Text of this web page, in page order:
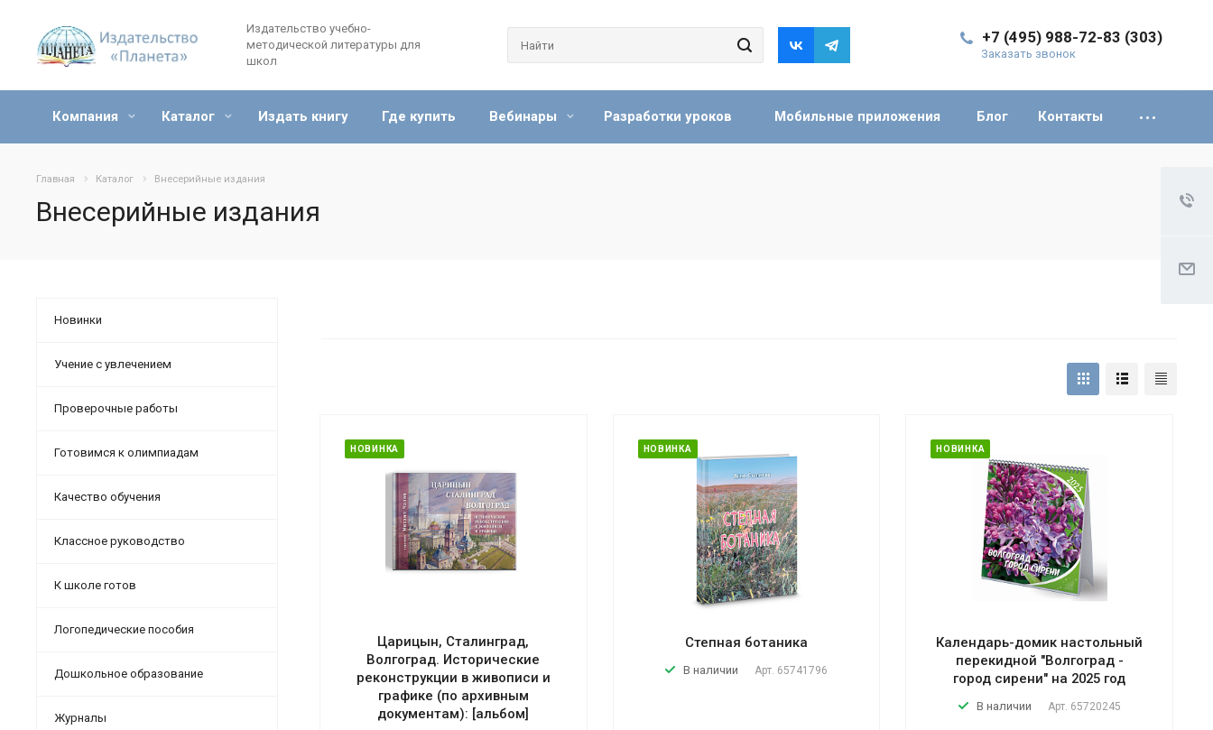
Издательство учебно-
методической литературы для
школ
+7 (495) 988-72-83 (303)
Заказать звонок
Компания Каталог Издать книгу Где купить Вебинары Разработки уроков Мобильные приложения Блог Контакты
Главная Каталог Внесерийные издания
Внесерийные издания
НОВИНКА
Царицын, Сталинград,
Волгоград. Исторические
реконструкции в живописи и
графике (по архивным
документам): [альбом]
НОВИНКА
Степная ботаника
В наличии Арт. 65741796
НОВИНКА
Календарь-домик настольный
перекидной "Волгоград -
город сирени" на 2025 год
В наличии Арт. 65720245
Новинки
Учение с увлечением
Проверочные работы
Готовимся к олимпиадам
Качество обучения
Классное руководство
К школе готов
Логопедические пособия
Дошкольное образование
Журналы